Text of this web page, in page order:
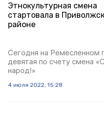
Этнокультурная смена
стартовала в
районе
Сегодня на Ремесленном
девятая по счету смена
народ!»
4 июля 2022, 15:28